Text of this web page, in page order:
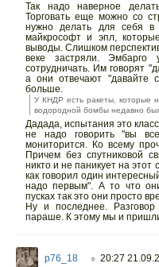
Так надо наверное
Торговать еще можно со
нужно делать для себя в
майкрософт и эпл,
выводы. Слишком
веке застряли.
сотрудничать. Им говорят
а они отвечают "давайте
больше.
У КНДР есть ракеты, которые
водородной бомбы недавно
Дадада, испытания это
не надо говорить "вы
мониторится. Ко всему
Причем без спутниковой
никто и не паникует на
как говорил один
надо первым". А то что
пусках так это они просто
Ну и последнее.
параше. К этому мы и
p76_18 ○ 20:27